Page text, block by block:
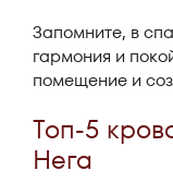
Запомните, в
гармония и
помещение и
Топ-5
Нега